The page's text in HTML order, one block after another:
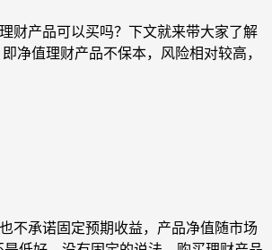
财产品可以买吗？下文就来带大家了解
净值理财产品不保本，风险相对较高，
不承诺固定预期收益，产品净值随市场